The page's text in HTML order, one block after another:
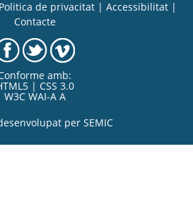
Politica de privacitat Accessibilitat
Contacte
amb:
| CSS 3.0
W3C WAI-A A
per SEMIC